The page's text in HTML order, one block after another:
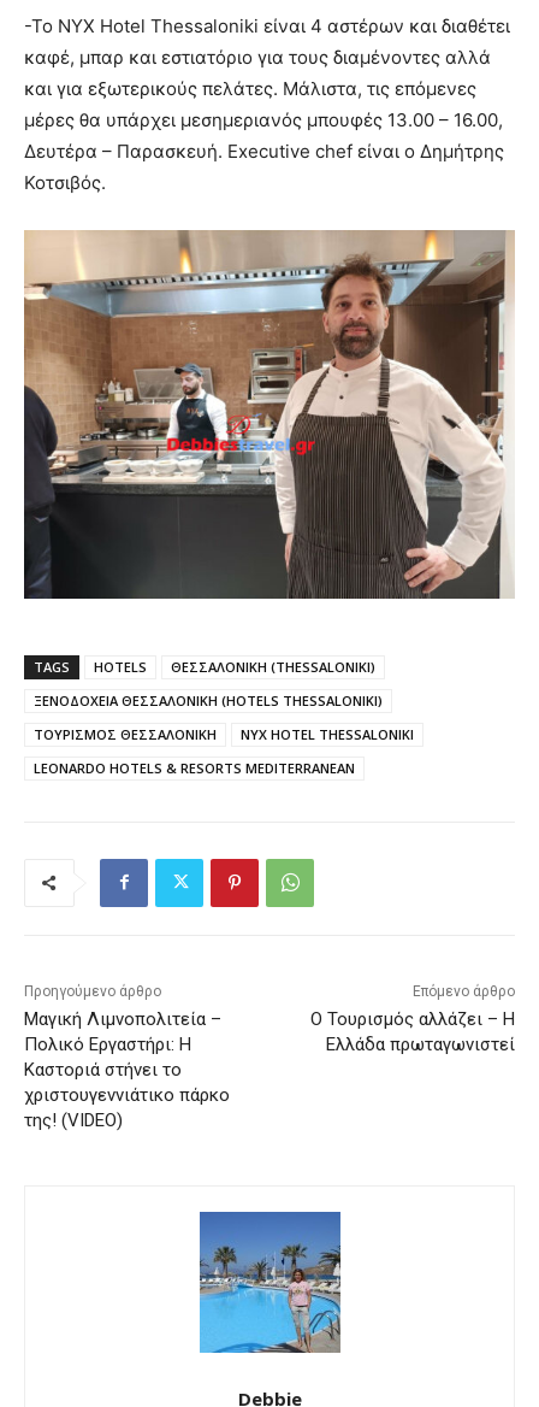
-Το NYX Hotel Thessaloniki είναι 4 αστέρων και διαθέτει
καφέ, μπαρ και εστιατόριο για τους διαμένοντες αλλά
και για εξωτερικούς πελάτες. Μάλιστα, τις επόμενες
μέρες θα υπάρχει μεσημεριανός μπουφές 13.00 – 16.00,
Δευτέρα – Παρασκευή. Executive chef είναι ο Δημήτρης
Κοτσιβός.
TAGS HOTELS
ΘΕΣΣΑΛΟΝΙΚΗ (THESSALONIKI)
ΞΕΝΟΔΟΧΕΙΑ ΘΕΣΣΑΛΟΝΙΚΗ (HOTELS THESSALONIKI)
ΤΟΥΡΙΣΜΟΣ ΘΕΣΣΑΛΟΝΙΚΗ
NYX HOTEL THESSALONIKI
LEONARDO HOTELS & RESORTS MEDITERRANEAN
Προηγούμενο άρθρο
Μαγική Λιμνοπολιτεία –
Πολικό Εργαστήρι: Η
Καστοριά στήνει το
χριστουγεννιάτικο πάρκο
της! (VIDEO)
Επόμενο άρθρο
Ο Τουρισμός αλλάζει – Η
Ελλάδα πρωταγωνιστεί
Debbie